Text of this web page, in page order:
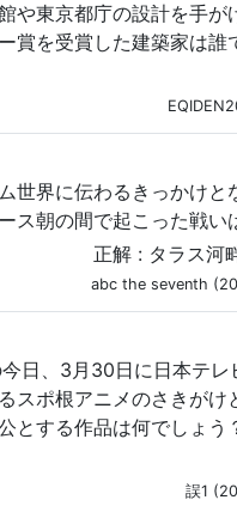
や東京都庁の設計を手が
賞を受賞した建築家は誰
世界に伝わるきっかけと
ス朝の間で起こった戦い
正解 : タラス河
abc the seventh
日、3月30日に日本テレ
スポ根アニメのさきがけ
とする作品は何でしょう
誤1